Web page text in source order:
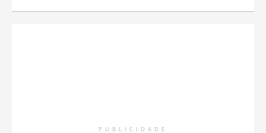
PUBLICIDADE